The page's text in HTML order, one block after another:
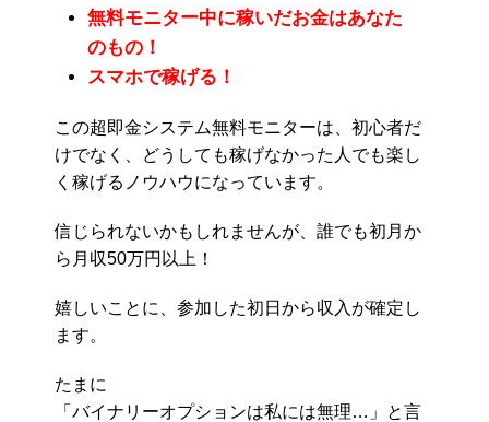
無料モニター中に稼いだお金はあなた
のもの！
スマホで稼げる！
この超即金システム無料モニターは、初心者だ
けでなく、どうしても稼げなかった人でも楽し
く稼げるノウハウになっています。
信じられないかもしれませんが、誰でも初月か
ら月収50万円以上！
嬉しいことに、参加した初日から収入が確定し
ます。
たまに
「バイナリーオプションは私には無理…」と言